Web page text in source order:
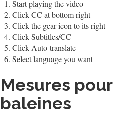
Start playing the video
Click CC at bottom right
Click the gear icon to its right
Click Subtitles/CC
Click Auto-translate
Select language you want
Mesures
baleines